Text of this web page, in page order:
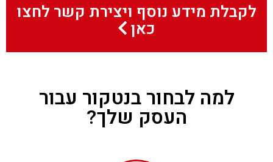
לקבלת מידע נוסף ויצירת קשר לחצו
כאן
למה לבחור בנטקור עבור
העסק שלך?